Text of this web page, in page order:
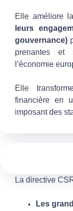
Elle améliore la
leurs
gouvernance)
prenantes et
l’économie
Elle
financière en
imposant des
La directive
Les